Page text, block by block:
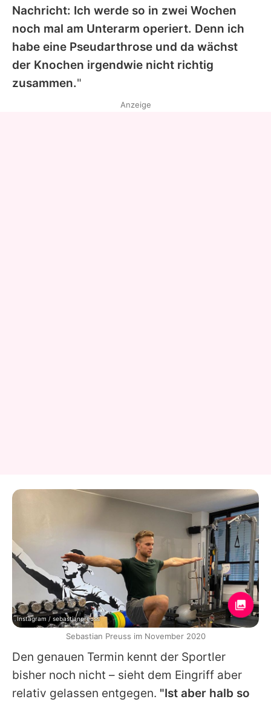
Nachricht: Ich werde so in zwei Wochen
noch mal am Unterarm operiert. Denn ich
habe eine Pseudarthrose und da wächst
der Knochen irgendwie nicht richtig
zusammen."
Den genauen Termin kennt der Sportler
bisher noch nicht – sieht dem Eingriff aber
relativ gelassen entgegen. "Ist aber halb so
Anzeige
Instagram / sebastianpreuss
Sebastian Preuss im November 2020